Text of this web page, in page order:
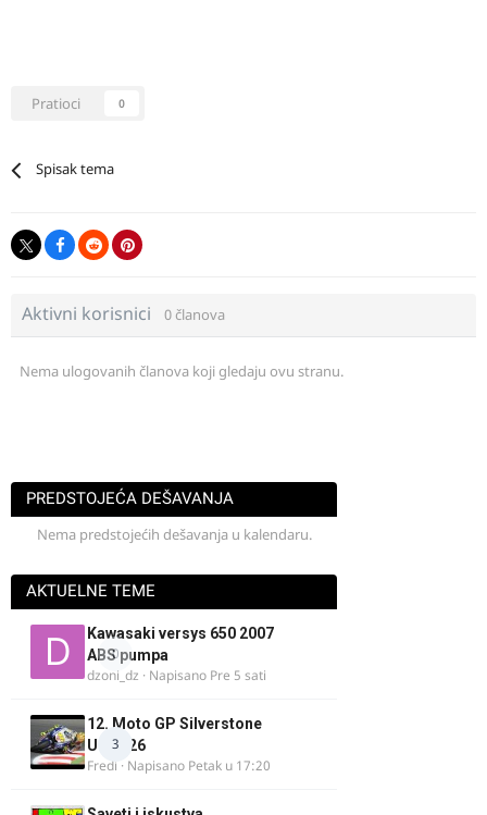
Pratioci 0
Spisak tema
Aktivni korisnici 0 članova
Nema ulogovanih članova koji gledaju ovu stranu.
PREDSTOJEĆA DEŠAVANJA
Nema predstojećih dešavanja u kalendaru.
AKTUELNE TEME
0
Kawasaki versys 650 2007
ABS pumpa
dzoni_dz · Napisano Pre 5 sati
3
12. Moto GP Silverstone
UK 2026
Fredi · Napisano Petak u 17:20